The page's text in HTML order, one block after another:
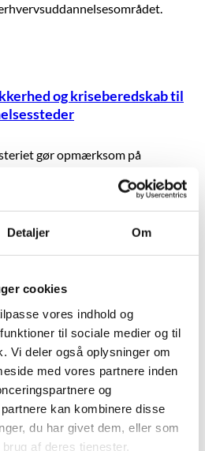
Detaljer Om
cookies
vores indhold og
til sociale medier og til
Vi deler også oplysninger om
med vores partnere inden
og
kan kombinere disse
du har givet dem, eller som
af deres tjenester.
og kriseberedskab til
gør opmærksom på
efter at myndighederne har
på Hadsten Skole.
i grundskolen
for unges videre
der som 15-årige er blandt de
år senere ikke gennemført
grundskolen. Det viser en ny
data fra de interna...